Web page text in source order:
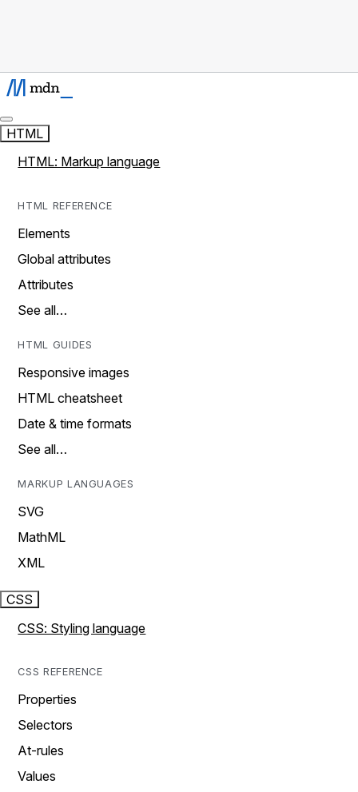
HTML
HTML: Markup language
HTML REFERENCE
Elements
Global attributes
Attributes
See all…
HTML GUIDES
Responsive images
HTML cheatsheet
Date & time formats
See all…
MARKUP LANGUAGES
SVG
MathML
XML
CSS
CSS: Styling language
CSS REFERENCE
Properties
Selectors
At-rules
Values